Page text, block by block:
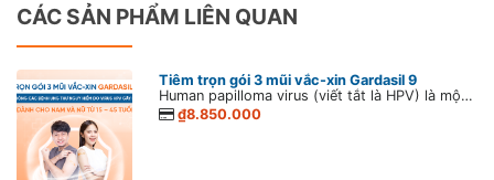
CÁC SẢN PHẨM LIÊN QUAN
Tiêm trọn gói 3 mũi vắc-xin Gardasil 9
Human papilloma virus (viết tắt là HPV) là một loại vi rút gây u nhú ở người. Vi rút HPV lây lan phổ biến qua đường tình dục và nếu nhiễm vi rút dai dẳng có thể dẫn đến nhiều bệnh lý u nhú khác nhau, nguy hiểm nhất ở cả nam và nữ là ung thư sinh dục, hậu môn.
₫8.850.000